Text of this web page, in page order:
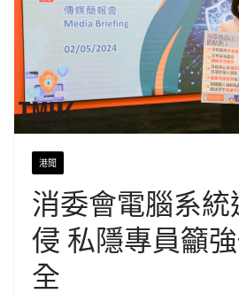
港聞
消委會電腦系統
侵 私隱專員籲
全